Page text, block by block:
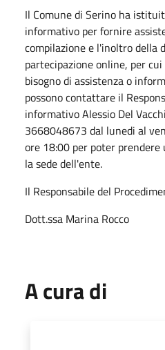
Il Comune di Serino ha
informativo per fornire
compilazione e l'inoltro della
partecipazione online, per
bisogno di assistenza o
possono contattare il
informativo Alessio Del
3668048673 dal lunedi al
ore 18:00 per poter
la sede dell'ente.
Il Responsabile del
Dott.ssa Marina Rocco
A cura di